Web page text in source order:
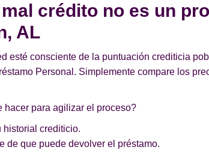
crédito no es un
AL
esté consciente de la puntuación crediticia
Personal. Simplemente compare los
hacer para agilizar el proceso?
historial crediticio.
de que puede devolver el préstamo.